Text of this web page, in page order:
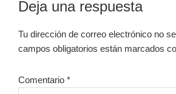
Interacciones
con
los
Deja una respuesta
Tu dirección de correo electrónico no
campos obligatorios están marcados
Comentario *